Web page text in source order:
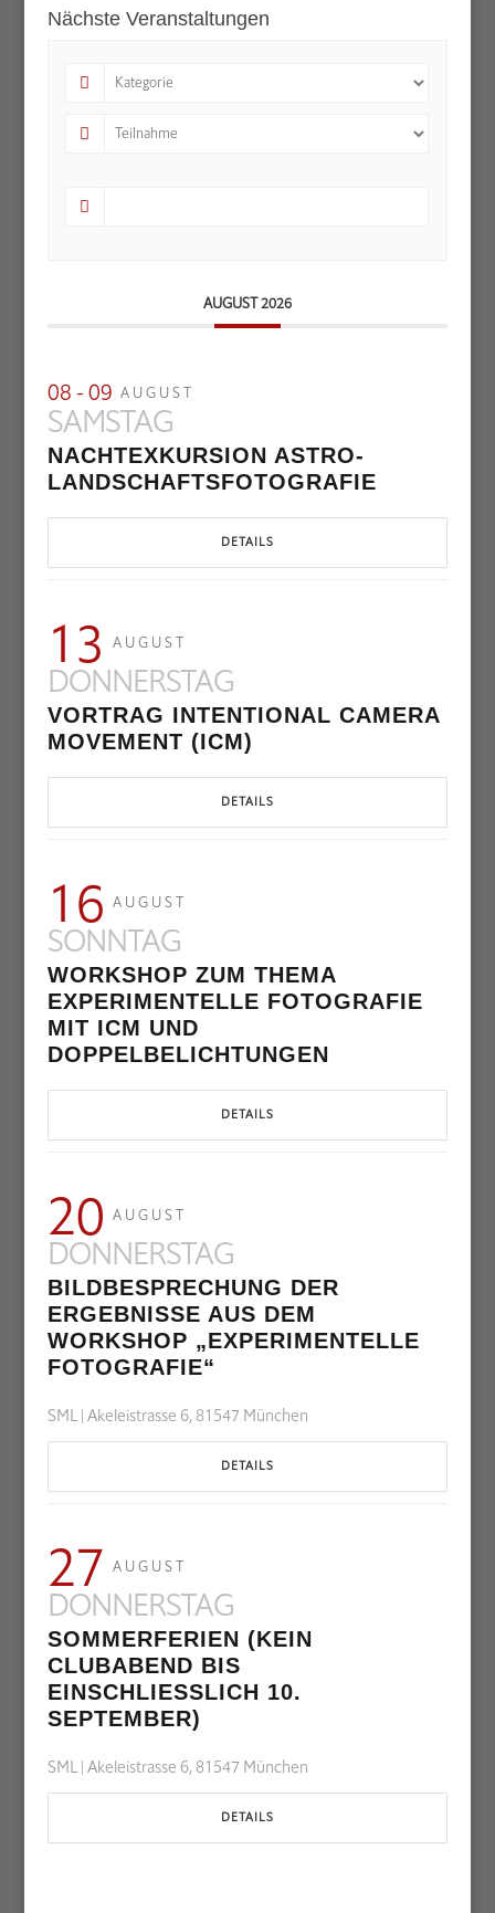
Nächste Veranstaltungen
AUGUST 2026
08 - 09 AUGUST
SAMSTAG
NACHTEXKURSION ASTRO-
LANDSCHAFTSFOTOGRAFIE
DETAILS
13 AUGUST
DONNERSTAG
VORTRAG INTENTIONAL CAMERA
MOVEMENT (ICM)
DETAILS
16 AUGUST
SONNTAG
WORKSHOP ZUM THEMA
EXPERIMENTELLE FOTOGRAFIE
MIT ICM UND
DOPPELBELICHTUNGEN
DETAILS
20 AUGUST
DONNERSTAG
BILDBESPRECHUNG DER
ERGEBNISSE AUS DEM
WORKSHOP „EXPERIMENTELLE
FOTOGRAFIE“
SML | Akeleistrasse 6, 81547 München
DETAILS
27 AUGUST
DONNERSTAG
SOMMERFERIEN (KEIN
CLUBABEND BIS
EINSCHLIESSLICH 10. S
EPTEMBER)
SML | Akeleistrasse 6, 81547 München
DETAILS